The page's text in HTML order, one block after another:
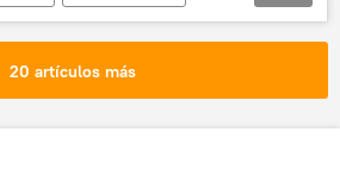
Pedro Sánchez
(PSOE)
20 artículos más